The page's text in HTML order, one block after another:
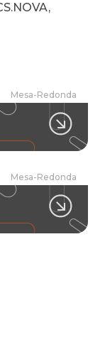
Mesa-Redonda
Mesa-Redonda